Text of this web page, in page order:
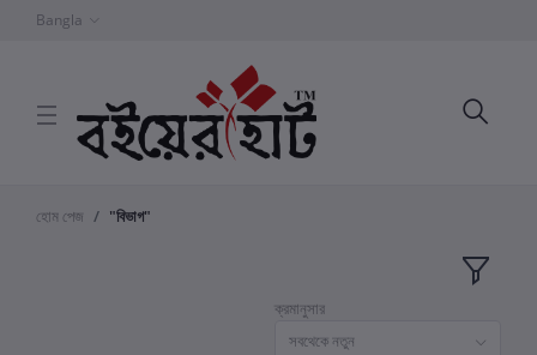
Bangla
হোম পেজ "বিভাগ"
ক্রমানুসার
সবথেকে নতুন